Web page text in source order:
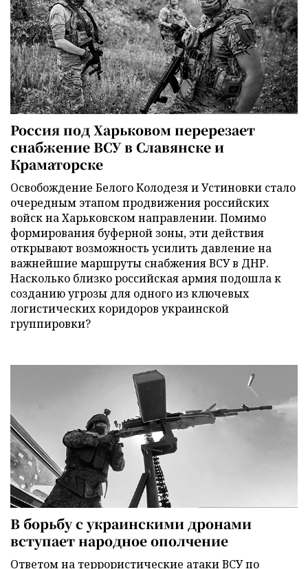
Россия под Харьковом перерезает
снабжение ВСУ в Славянске и
Краматорске
Освобождение Белого Колодезя и Устиновки стало
очередным этапом продвижения российских
войск на Харьковском направлении. Помимо
формирования буферной зоны, эти действия
открывают возможность усилить давление на
важнейшие маршруты снабжения ВСУ в ДНР.
Насколько близко российская армия подошла к
созданию угрозы для одного из ключевых
логистических коридоров украинской
группировки?
В борьбу с украинскими дронами
вступает народное ополчение
Ответом на террористические атаки ВСУ по